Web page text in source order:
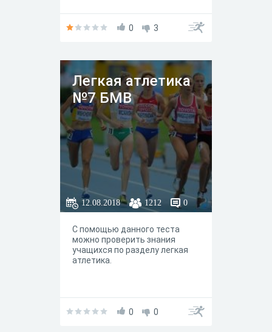
0 3
Легкая атлетика
№7 БМВ
12.08.2018 1212 0
С помощью данного теста
можно проверить знания
учащихся по разделу легкая
атлетика.
0 0